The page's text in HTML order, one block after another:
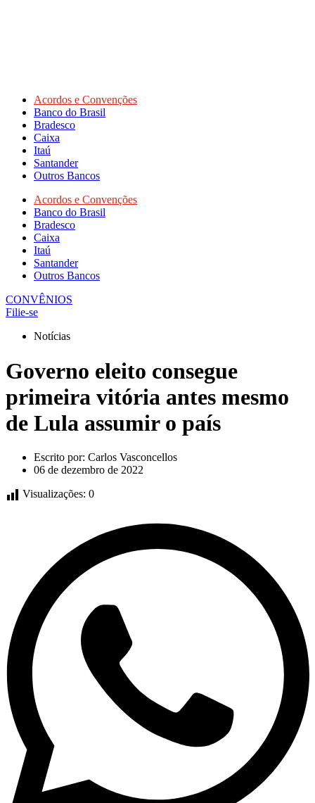
Acordos e Convenções
Banco do Brasil
Bradesco
Caixa
Itaú
Santander
Outros Bancos
Acordos e Convenções
Banco do Brasil
Bradesco
Caixa
Itaú
Santander
Outros Bancos
CONVÊNIOS
Filie-se
Notícias
Governo eleito consegue
primeira vitória antes mesmo
de Lula assumir o país
Escrito por: Carlos Vasconcellos
06 de dezembro de 2022
Visualizações: 0